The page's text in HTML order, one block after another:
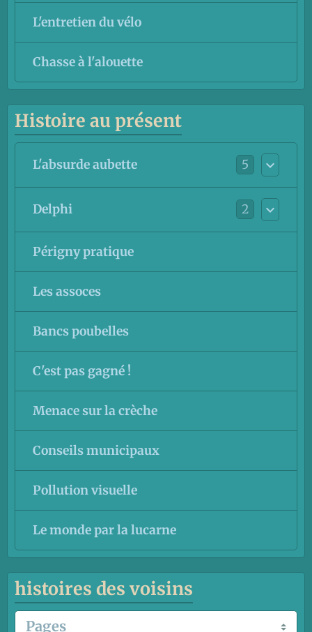
L'entretien du vélo
Chasse à l'alouette
Histoire au présent
L'absurde aubette 5
Delphi 2
Périgny pratique
Les assoces
Bancs poubelles
C'est pas gagné !
Menace sur la crèche
Conseils municipaux
Pollution visuelle
Le monde par la lucarne
histoires des voisins